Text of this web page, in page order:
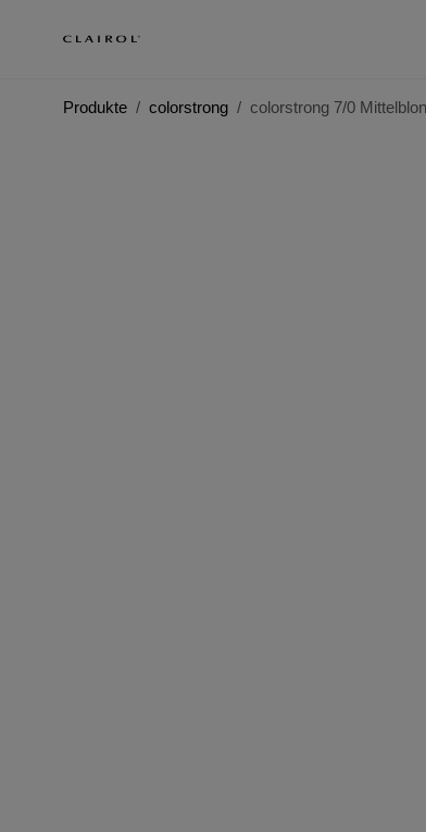
Produkte colorstrong colorstrong 7/0